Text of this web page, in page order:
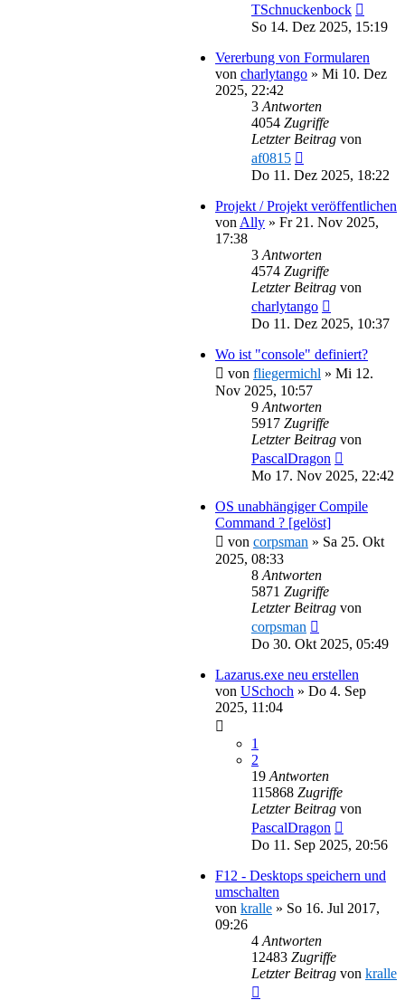
TSchnuckenbock
So 14. Dez 2025, 15:19
Vererbung von Formularen
von charlytango » Mi 10. Dez
2025, 22:42
3 Antworten
4054 Zugriffe
Letzter Beitrag von
af0815
Do 11. Dez 2025, 18:22
Projekt / Projekt veröffentlichen
von Ally » Fr 21. Nov 2025,
17:38
3 Antworten
4574 Zugriffe
Letzter Beitrag von
charlytango
Do 11. Dez 2025, 10:37
Wo ist "console" definiert?
von fliegermichl » Mi 12.
Nov 2025, 10:57
9 Antworten
5917 Zugriffe
Letzter Beitrag von
PascalDragon
Mo 17. Nov 2025, 22:42
OS unabhängiger Compile
Command ? [gelöst]
von corpsman » Sa 25. Okt
2025, 08:33
8 Antworten
5871 Zugriffe
Letzter Beitrag von
corpsman
Do 30. Okt 2025, 05:49
Lazarus.exe neu erstellen
von USchoch » Do 4. Sep
2025, 11:04
1
2
19 Antworten
115868 Zugriffe
Letzter Beitrag von
PascalDragon
Do 11. Sep 2025, 20:56
F12 - Desktops speichern und
umschalten
von kralle » So 16. Jul 2017,
09:26
4 Antworten
12483 Zugriffe
Letzter Beitrag von kralle